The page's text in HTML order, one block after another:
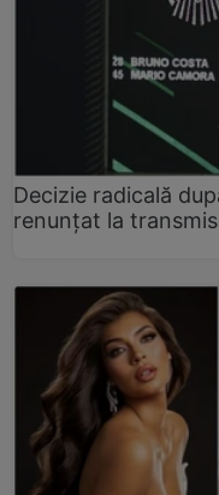
Decizie radicală
renunțat la